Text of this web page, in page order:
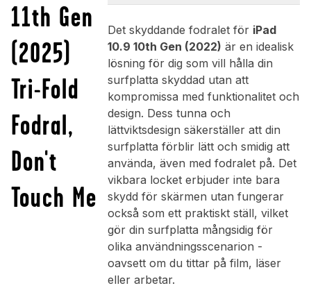
11th Gen
(2025)
Tri-Fold
Fodral,
Don't
Touch Me
Det skyddande fodralet för iPad
10.9 10th Gen (2022) är en idealisk
lösning för dig som vill hålla din
surfplatta skyddad utan att
kompromissa med funktionalitet och
design. Dess tunna och
lättviktsdesign säkerställer att din
surfplatta förblir lätt och smidig att
använda, även med fodralet på. Det
vikbara locket erbjuder inte bara
skydd för skärmen utan fungerar
också som ett praktiskt ställ, vilket
gör din surfplatta mångsidig för
olika användningsscenarion -
oavsett om du tittar på film, läser
eller arbetar.